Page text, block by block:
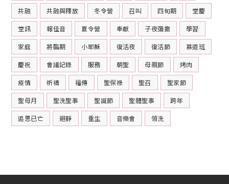
共融 共融與釋放 冬令營 召叫 四旬期 堂慶
堂訊 報佳音 夏令營 奉獻 子夜彌撒 學習
家庭 將臨期 小耶穌 復活夜 復活節 慕道班
慶祝 會議記錄 服務 朝聖 母親節 烤肉
疫情 祈禱 福傳 聖保祿 聖召 聖家節
聖母月 聖洗聖事 聖誕節 聖體聖事 跨年
追思已亡 避靜 重生 音樂會 領洗